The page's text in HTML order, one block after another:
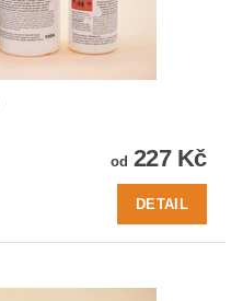
od 227 Kč
DETAIL